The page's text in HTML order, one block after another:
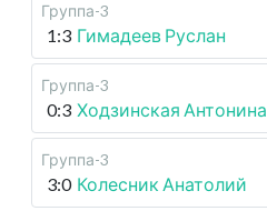
Группа-3
1:3 Гимадеев Руслан
Группа-3
0:3 Ходзинская Антонина
Группа-3
3:0 Колесник Анатолий